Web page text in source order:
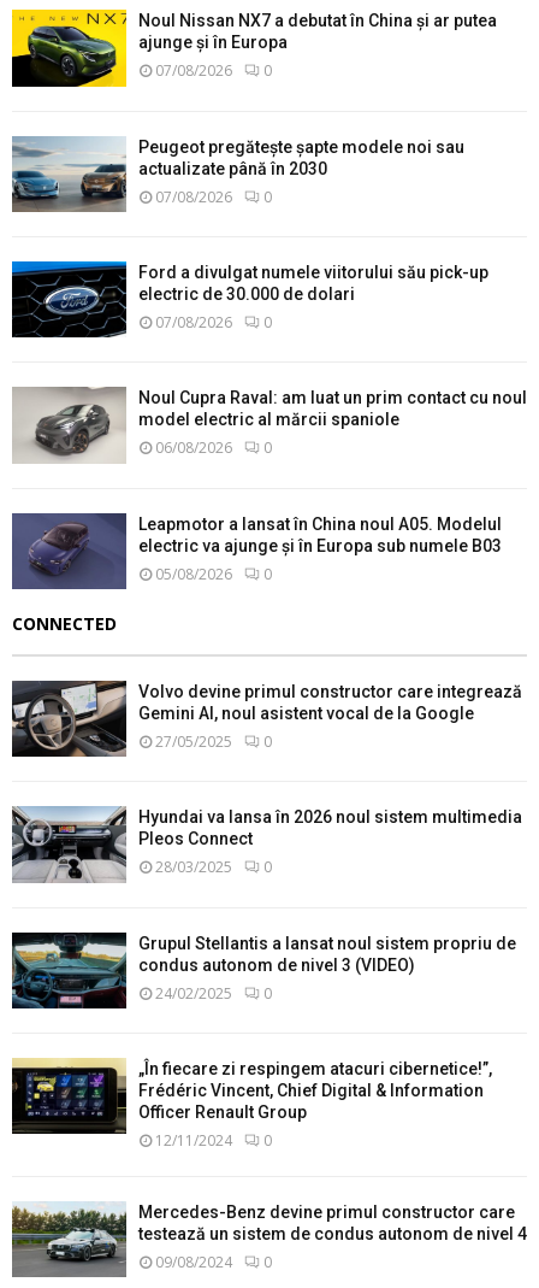
Noul Nissan NX7 a debutat în China și ar putea
ajunge și în Europa
07/08/2026 0
Peugeot pregătește șapte modele noi sau
actualizate până în 2030
07/08/2026 0
Ford a divulgat numele viitorului său pick-up
electric de 30.000 de dolari
07/08/2026 0
Noul Cupra Raval: am luat un prim contact cu noul
model electric al mărcii spaniole
06/08/2026 0
Leapmotor a lansat în China noul A05. Modelul
electric va ajunge și în Europa sub numele B03
05/08/2026 0
CONNECTED
Volvo devine primul constructor care integrează
Gemini AI, noul asistent vocal de la Google
27/05/2025 0
Hyundai va lansa în 2026 noul sistem multimedia
Pleos Connect
28/03/2025 0
Grupul Stellantis a lansat noul sistem propriu de
condus autonom de nivel 3 (VIDEO)
24/02/2025 0
„În fiecare zi respingem atacuri cibernetice!”,
Frédéric Vincent, Chief Digital & Information
Officer Renault Group
12/11/2024 0
Mercedes-Benz devine primul constructor care
testează un sistem de condus autonom de nivel 4
09/08/2024 0